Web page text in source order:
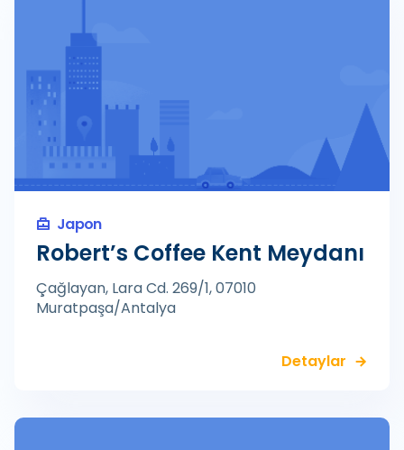
Japon
Robert’s Coffee Kent Meydanı
Çağlayan, Lara Cd. 269/1, 07010
Muratpaşa/Antalya
Detaylar